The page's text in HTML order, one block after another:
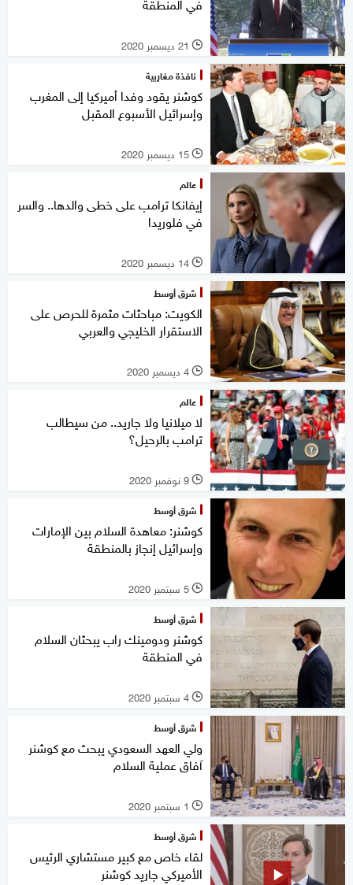
l 21 ديسمبر 2020
نافذة مغاربية
كوشنر يقود وفدا أميركيا إلى المغرب
وإسرائيل الأسبوع المقبل
l 15 ديسمبر 2020
عالم
إيفانكا ترامب على خطى والدها.. والسر
في فلوريدا
l 14 ديسمبر 2020
شرق أوسط
الكويت: مباحثات مثمرة للحرص على
الاستقرار الخليجي والعربي
l 4 ديسمبر 2020
عالم
لا ميلانيا ولا جاريد.. من سيطالب
ترامب بالرحيل؟
l 9 نوفمبر 2020
شرق أوسط
كوشنر: معاهدة السلام بين الإمارات
وإسرائيل إنجاز بالمنطقة
l 5 سبتمبر 2020
شرق أوسط
كوشنر ودومينك راب يبحثان السلام
في المنطقة
l 4 سبتمبر 2020
شرق أوسط
ولي العهد السعودي يبحث مع كوشنر
آفاق عملية السلام
l 1 سبتمبر 2020
شرق أوسط
لقاء خاص مع كبير مستشاري الرئيس
الأميركي جاريد كوشنر